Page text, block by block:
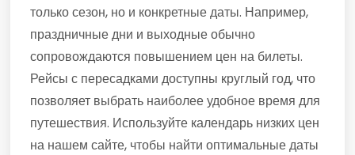
только сезон, но и конкретные даты. Например,
праздничные дни и выходные обычно
сопровождаются повышением цен на билеты.
Рейсы с пересадками доступны круглый год, что
позволяет выбрать наиболее удобное время для
путешествия. Используйте календарь низких цен
на нашем сайте, чтобы найти оптимальные даты